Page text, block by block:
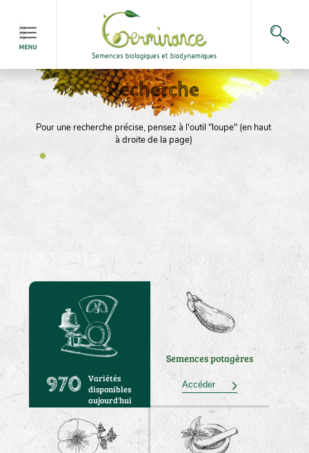
Recherche
Pour une recherche précise, pensez à l'outil "loupe" (en haut
à droite de la page)
970
Variétés
disponibles
aujourd'hui
Semences potagères
Accéder